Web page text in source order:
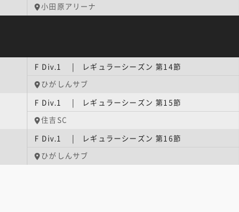
小田原アリーナ
F Div.1 | レギュラーシーズン 第14節
ひがしんサブ
F Div.1 | レギュラーシーズン 第15節
住吉SC
F Div.1 | レギュラーシーズン 第16節
ひがしんサブ